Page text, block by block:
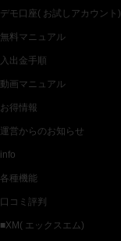
デモ口座( お試しアカウント)
無料マニュアル
入出金手順
動画マニュアル
お得情報
運営からのお知らせ
info
各種機能
口コミ評判
■XM( エックスエム)